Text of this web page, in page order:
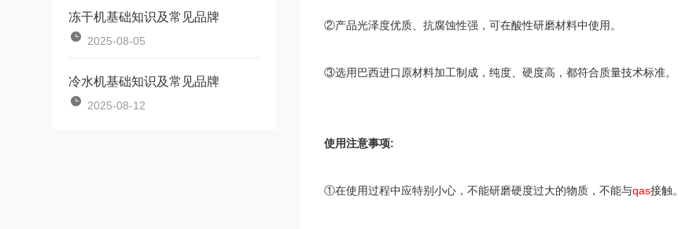
冻干机基础知识及常见品牌
2025-08-05
冷水机基础知识及常见品牌
2025-08-12
②产品光泽度优质、抗腐蚀性强，可在酸性研磨材料中使用。
③选用巴西进口原材料加工制成，纯度、硬度高，都符合质量技术标准。
使用注意事项:
①在使用过程中应特别小心，不能研磨硬度过大的物质，不能与qas接触。